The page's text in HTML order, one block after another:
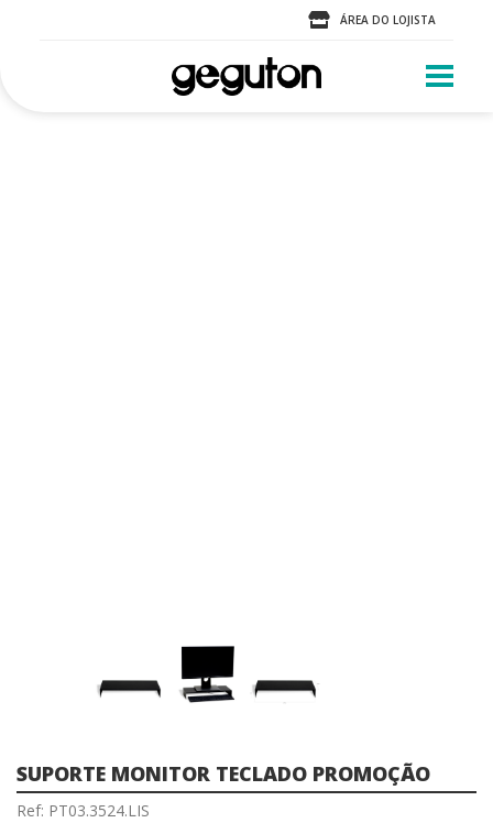
ÁREA DO LOJISTA
SUPORTE MONITOR TECLADO PROMOÇÃO
Ref: PT03.3524.LIS